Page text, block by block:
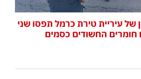
של עיריית טירת כרמל תפסו שני
החשודים כסמים